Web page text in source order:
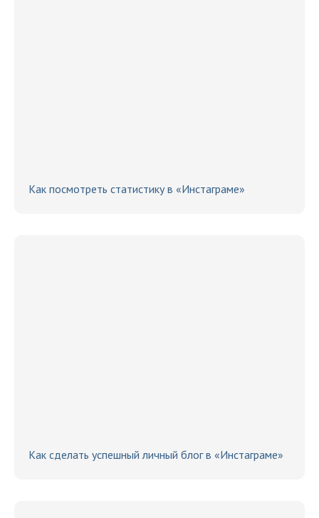
Как посмотреть статистику в «Инстаграме»
Как сделать успешный личный блог в «Инстаграме»